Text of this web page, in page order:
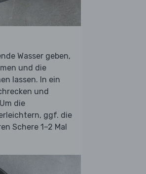
Wasser geben,
und die
lassen. In ein
und
Um die
ggf. die
Schere 1–2 Mal